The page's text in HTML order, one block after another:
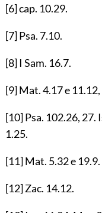
[6]cap. 10.29.
[7]Psa. 7.10.
[8]I Sam. 16.7.
[9]Mat.4.17e 11.12,
[10]Psa. 102.26, 27.
1.25.
[11]Mat. 5.32e 19.9
[12]Zac. 14.12.